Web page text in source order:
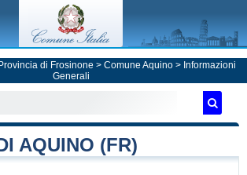
Provincia di Frosinone > Comune Aquino> Informazioni
Generali
AQUINO (FR)